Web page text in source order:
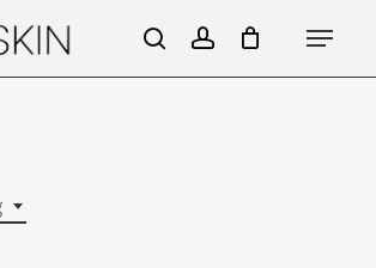
searchaccount
Menu